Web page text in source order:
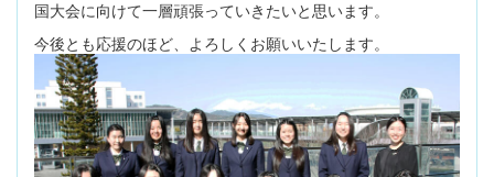
国大会に向けて一層頑張っていきたいと思います。
今後とも応援のほど、よろしくお願いいたします。